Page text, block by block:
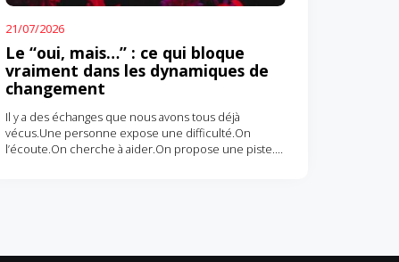
21/07/2026
Le “oui, mais…” : ce qui bloque
vraiment dans les dynamiques de
changement
Il y a des échanges que nous avons tous déjà
vécus.Une personne expose une difficulté.On
l’écoute.On cherche à aider.On propose une piste.Et